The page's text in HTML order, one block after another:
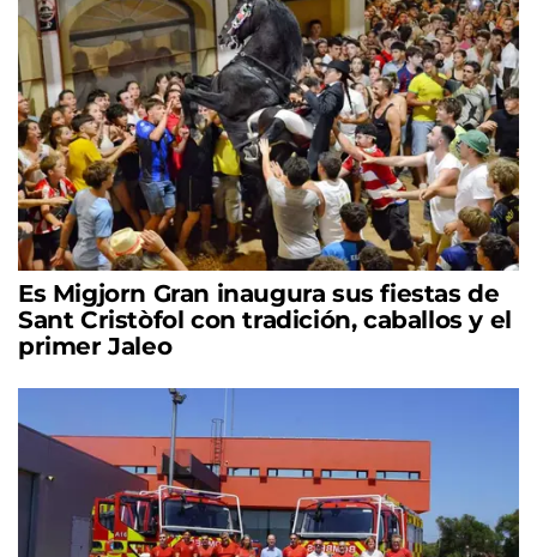
Es Migjorn Gran inaugura sus fiestas de
Sant Cristòfol con tradición, caballos y el
primer Jaleo